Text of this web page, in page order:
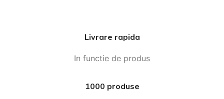
Livrare rapida
In functie de produs
1000 produse